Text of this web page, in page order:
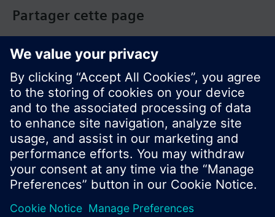
Partager cette page
© Siemens Switzerland Ltd. Building Technologies
Group - 2016
Le portefeuille des produits peut varier en